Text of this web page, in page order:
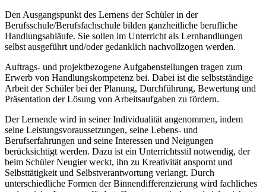
Den Ausgangspunkt des Lernens der Schüler in der
Berufsschule/Berufsfachschule bilden ganzheitliche berufliche
Handlungsabläufe. Sie sollen im Unterricht als Lernhandlungen
selbst ausgeführt und/oder gedanklich nachvollzogen werden.
Auftrags- und projektbezogene Aufgabenstellungen tragen zum
Erwerb von Handlungskompetenz bei. Dabei ist die selbstständige
Arbeit der Schüler bei der Planung, Durchführung, Bewertung und
Präsentation der Lösung von Arbeitsaufgaben zu fördern.
Der Lernende wird in seiner Individualität angenommen, indem
seine Leistungsvoraussetzungen, seine Lebens- und
Berufserfahrungen und seine Interessen und Neigungen
berücksichtigt werden. Dazu ist ein Unterrichtsstil notwendig, der
beim Schüler Neugier weckt, ihn zu Kreativität anspornt und
Selbsttätigkeit und Selbstverantwortung verlangt. Durch
unterschiedliche Formen der Binnendifferenzierung wird fachliches